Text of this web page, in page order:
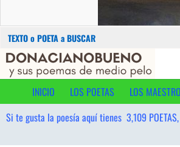
Buscar:
Saltar
contenidoINICIO
LOS POETAS LOS
Si te gusta la poesía aquí tienes 3,109